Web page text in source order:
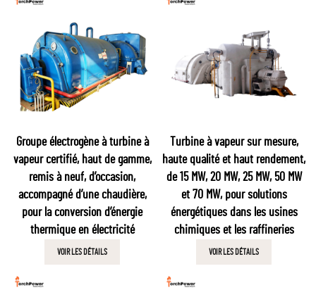
Groupe électrogène à turbine à
vapeur certifié, haut de gamme,
remis à neuf, d’occasion,
accompagné d’une chaudière,
pour la conversion d’énergie
thermique en électricité
VOIR LES DÉTAILS
Turbine à vapeur sur mesure,
haute qualité et haut rendement,
de 15 MW, 20 MW, 25 MW, 50 MW
et 70 MW, pour solutions
énergétiques dans les usines
chimiques et les raffineries
VOIR LES DÉTAILS